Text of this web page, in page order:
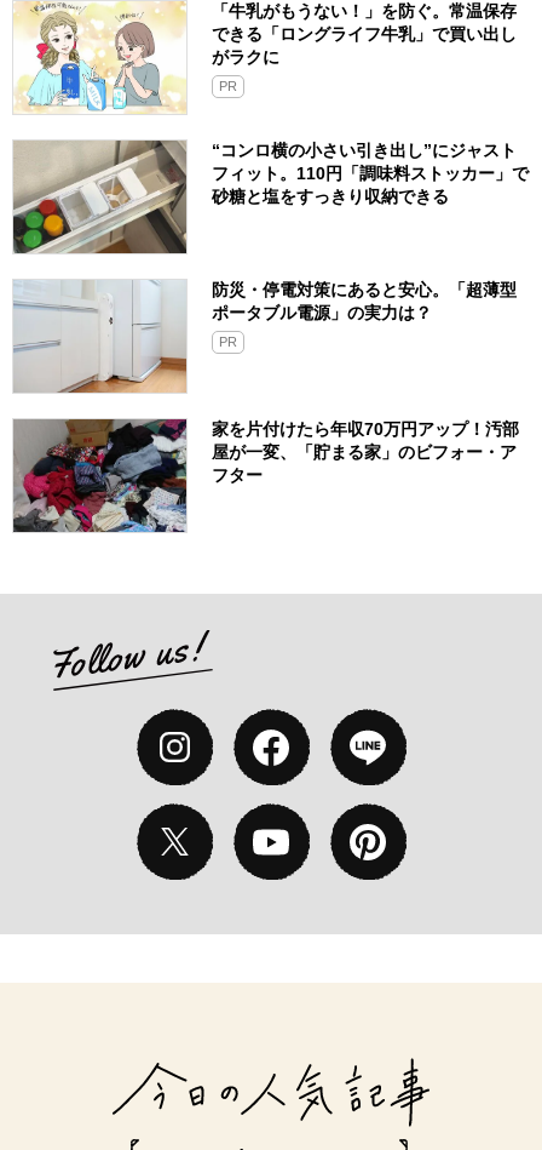
「牛乳がもうない！」を防ぐ。常温保存
できる「ロングライフ牛乳」で買い出し
がラクに
PR
“コンロ横の小さい引き出し”にジャスト
フィット。110円「調味料ストッカー」で
砂糖と塩をすっきり収納できる
防災・停電対策にあると安心。「超薄型
ポータブル電源」の実力は？​
PR
家を片付けたら年収70万円アップ！汚部
屋が一変、「貯まる家」のビフォー・ア
フター